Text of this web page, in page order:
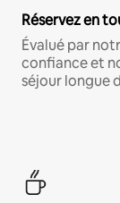
Réservez en
Évalué par
confiance et
séjour longue